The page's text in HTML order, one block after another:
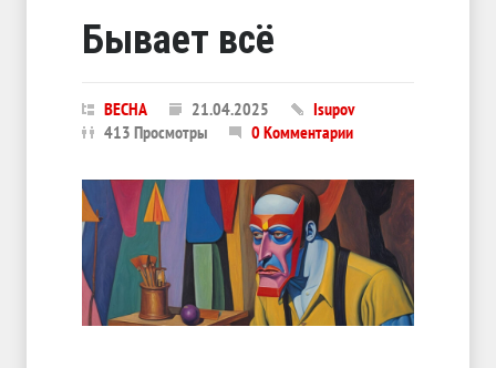
Бывает всё
ВЕСНА 21.04.2025
Isupov
413 Просмотры
0 Комментарии